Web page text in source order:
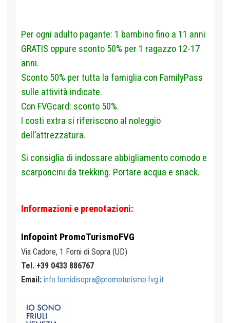
Per ogni adulto pagante: 1 bambino fino a 11 anni
GRATIS oppure sconto 50% per 1 ragazzo 12-17
anni.
Sconto 50% per tutta la famiglia con FamilyPass
sulle attività indicate.
Con FVGcard: sconto 50%.
I costi extra si riferiscono al noleggio
dell’attrezzatura.
Si consiglia di indossare abbigliamento comodo e
scarponcini da trekking. Portare acqua e snack.
Informazioni e prenotazioni:
Infopoint PromoTurismoFVG
Via Cadore, 1 Forni di Sopra (UD)
Tel. +39 0433 886767
Email: info.fornidisopra@promoturismo.fvg.it